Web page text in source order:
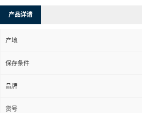
产品详请
产地
保存条件
品牌
货号